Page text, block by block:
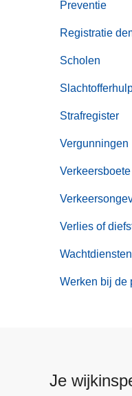
Preventie
Registratie
Scholen
Strafregister
Vergunningen
Verkeersboete
Verlies of
Wachtdiensten
Werken bij de
Je